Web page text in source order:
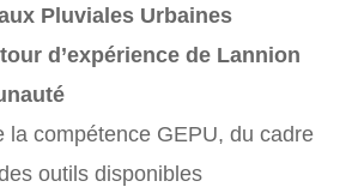
Pluviales Urbaines
d’expérience de Lannion
la compétence GEPU, du cadre
outils disponibles